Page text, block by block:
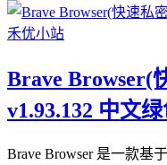
Brave Browser(
v1.93.132 中文
Brave Browser 是一款基